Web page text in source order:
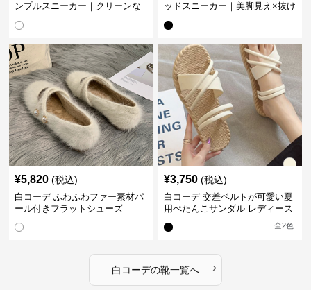
ンプルスニーカー｜クリーンな
ッドスニーカー｜美脚見え×抜け
¥5,820 (税込)
白コーデ ふわふわファー素材パ
ール付きフラットシューズ
¥3,750 (税込)
白コーデ 交差ベルトが可愛い夏
用ぺたんこサンダル レディース
全2色
白コーデの靴一覧へ ›